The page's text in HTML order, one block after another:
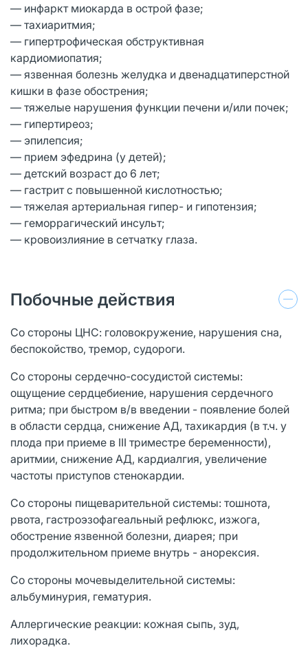
— инфаркт миокарда в острой фазе;
— тахиаритмия;
— гипертрофическая обструктивная
кардиомиопатия;
— язвенная болезнь желудка и двенадцатиперстной
кишки в фазе обострения;
— тяжелые нарушения функции печени и/или почек;
— гипертиреоз;
— эпилепсия;
— прием эфедрина (у детей);
— детский возраст до 6 лет;
— гастрит с повышенной кислотностью;
— тяжелая артериальная гипер- и гипотензия;
— геморрагический инсульт;
— кровоизлияние в сетчатку глаза.
Побочные действия
Со стороны ЦНС: головокружение, нарушения сна,
беспокойство, тремор, судороги.
Со стороны сердечно-сосудистой системы:
ощущение сердцебиение, нарушения сердечного
ритма; при быстром в/в введении - появление болей
в области сердца, снижение АД, тахикардия (в т.ч. у
плода при приеме в III триместре беременности),
аритмии, снижение АД, кардиалгия, увеличение
частоты приступов стенокардии.
Со стороны пищеварительной системы: тошнота,
рвота, гастроэзофагеальный рефлюкс, изжога,
обострение язвенной болезни, диарея; при
продолжительном приеме внутрь - анорексия.
Со стороны мочевыделительной системы:
альбуминурия, гематурия.
Аллергические реакции: кожная сыпь, зуд,
лихорадка.